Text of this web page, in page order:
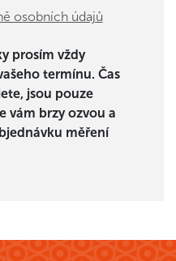
osobních údajů
prosím vždy
termínu. Čas
jsou pouze
vám brzy ozvou a
měření